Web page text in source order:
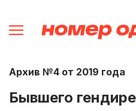
Архив №4 от 2019 года
Бывшего